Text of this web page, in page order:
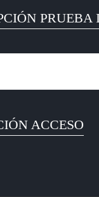
PRUEBA
ACCESO